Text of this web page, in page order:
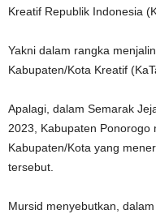
Kreatif Republik Indonesia
Yakni dalam rangka
Kabupaten/Kota Kreatif
Apalagi, dalam Semarak
2023, Kabupaten Ponorogo
Kabupaten/Kota yang
tersebut.
Mursid menyebutkan,